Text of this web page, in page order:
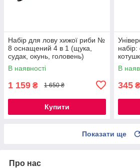
Набір для лову хижої риби №
8 оснащений 4 в 1 (щука,
судак, окунь, головень)
В наявності
1 159 ₴ 1 650 ₴
Купити
набір:
В
345 ₴
Показати ще
Про нас